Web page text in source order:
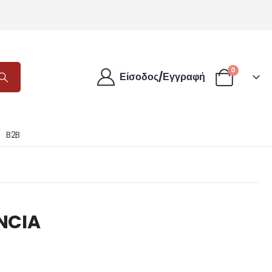
Είσοδος/Εγγραφή
0
B2B